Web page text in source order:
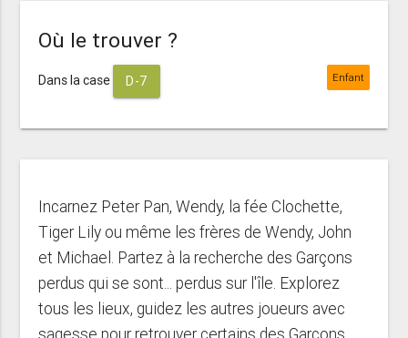
Où le trouver ?
Dans la case D-7 Enfant
Incarnez Peter Pan, Wendy, la fée Clochette,
Tiger Lily ou même les frères de Wendy, John
et Michael. Partez à la recherche des Garçons
perdus qui se sont... perdus sur l'île. Explorez
tous les lieux, guidez les autres joueurs avec